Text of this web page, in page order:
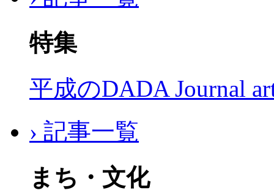
特集
平成のDADA Journal
› 記事一覧
まち・文化